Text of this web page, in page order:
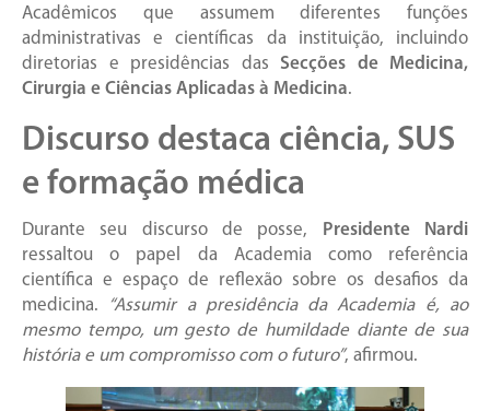
Acadêmicos que assumem diferentes funções
administrativas e científicas da instituição, incluindo
diretorias e presidências das Secções de Medicina,
Cirurgia e Ciências Aplicadas à Medicina.
Discurso destaca ciência, SUS
e formação médica
Durante seu discurso de posse, Presidente Nardi
ressaltou o papel da Academia como referência
científica e espaço de reflexão sobre os desafios da
medicina.
“Assumir a presidência da Academia é, ao
mesmo tempo, um gesto de humildade diante de sua
história e um compromisso com o futuro”, afirmou.